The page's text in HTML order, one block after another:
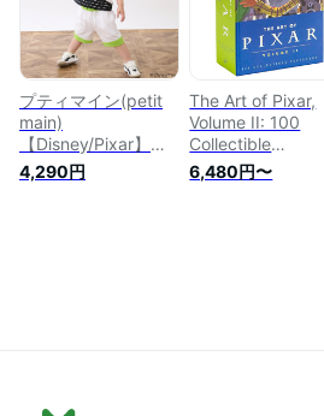
プティマイン(petit
main)
【Disney/Pixar】
TOY STORY/セット
アップ
4,290円
The Art of Pixar,
Volume II: 100
Collectible
Postcards (Disney
Pixar x Chronicle
6,480円〜